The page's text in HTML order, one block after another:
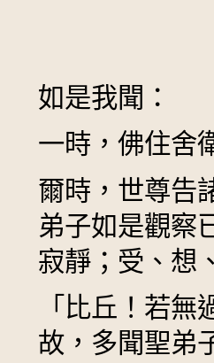
如是我聞：
一時，佛住舍
爾時，世尊告
弟子如是觀察
寂靜；受、想
「比丘！若
故，多聞聖弟